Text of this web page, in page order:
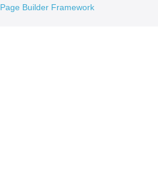
Page Builder Framework